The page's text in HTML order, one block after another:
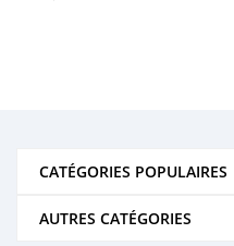
CATÉGORIES POPULAIRES
AUTRES CATÉGORIES